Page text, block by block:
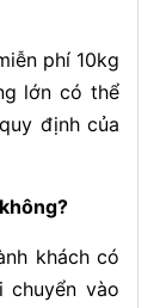
phí 10kg
lớn có thể
định của
khách có
vào